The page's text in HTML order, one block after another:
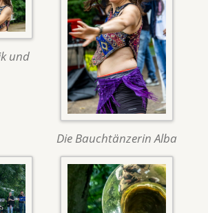
und
Die Bauchtänzerin Alba